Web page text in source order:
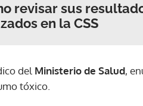
revisar sus
en la CSS
del Ministerio de Salud,
tóxico.